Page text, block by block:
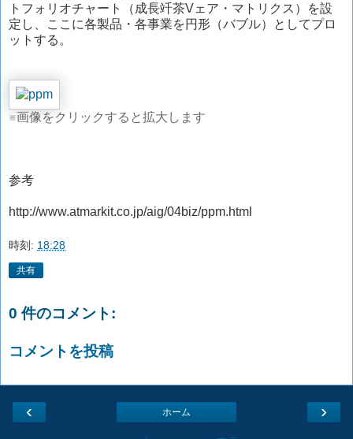
トフォリオチャート（成長竏茶Vェア・マトリクス）を設
定し、ここに各製品・各事業を円形（バブル）としてプロ
ットする。
※画像をクリックすると拡大します
参考
http://www.atmarkit.co.jp/aig/04biz/ppm.html
時刻: 18:28
共有
0 件のコメント:
コメントを投稿
‹ ›
ホーム